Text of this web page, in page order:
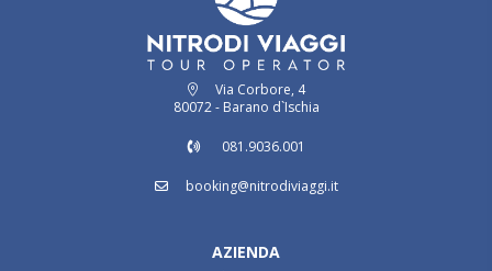
Via Corbore, 4
80072 - Barano d`Ischia
081.9036.001
booking@nitrodiviaggi.it
AZIENDA